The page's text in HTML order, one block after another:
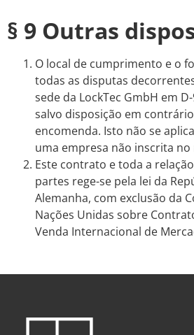
§ 9 Outras
O local de cumprimento e o
todas as disputas
sede da LockTec GmbH em
salvo disposição em
encomenda. Isto não se
uma empresa não inscrita
Este contrato e toda a
partes rege-se pela lei da
Alemanha, com exclusão da
Nações Unidas sobre
Venda Internacional de